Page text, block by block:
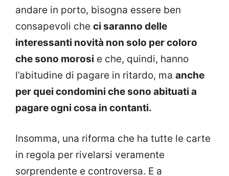
andare in porto, bisogna essere ben
consapevoli che ci saranno delle
interessanti novità non solo per coloro
che sono morosi e che, quindi, hanno
l’abitudine di pagare in ritardo, ma anche
per quei condomini che sono abituati a
pagare ogni cosa in contanti.
Insomma, una riforma che ha tutte le carte
in regola per rivelarsi veramente
sorprendente e controversa. E a